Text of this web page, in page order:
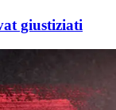
giustiziati